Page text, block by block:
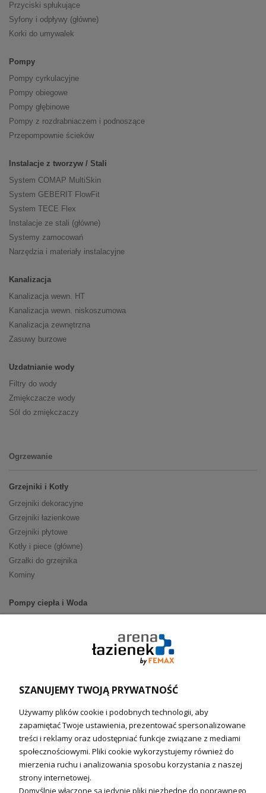
Przyciski spłukujące
Syfony i odpływy (główne)
Korki do umywalek
Pompy
Pompy cyrkulacyjne
Pompy obiegowe
Pompy głębinowe
Pompy z rozdrabniaczem i podnoszące
Przepompownie ścieków
Instalacje z tworzyw / Stali
System COMAP MultiSkin
System GEBERIT FlowFit
System TECE Flex
Instalacje ze stali (główne)
Systemy zamocowań
Narzędzia i materiały instalacyjne
Kanalizacja
Kanalizacja wewn. HT
Kanalizacja wewn. niskoszumowa
Kanalizacja zewnętrzna
Zasuwy burzowe
Uzdatnianie wody
Filtry do wody
Zmiękczacze wody
Sól do zmiękczaczy
Ogrzewanie
Grzejniki i Kotły
Grzejniki dekoracyjne
Grzejniki łazienkowe
Grzejniki płytowe
Kotły i piece (główne)
Grzałki do grzejnika
Kominy
Pompy ciepła i Woda
Ogrzewanie podłogowe (główne)
Technika solarna
Fotowoltanika
Sterowniki i regulatory
Nagrzewnice i kurtyny
SZANUJEMY TWOJĄ PRYWATNOŚĆ
Używamy plików cookie i podobnych technologii, aby
zapamiętać Twoje ustawienia, prezentować spersonalizowane
treści i reklamy oraz udostępniać funkcje związane z mediami
społecznościowymi. Pliki cookie wykorzystujemy również do
mierzenia ruchu i analizowania sposobu korzystania z naszej
strony internetowej.
Domyślnie włączone są jedynie pliki niezbędne do poprawnego